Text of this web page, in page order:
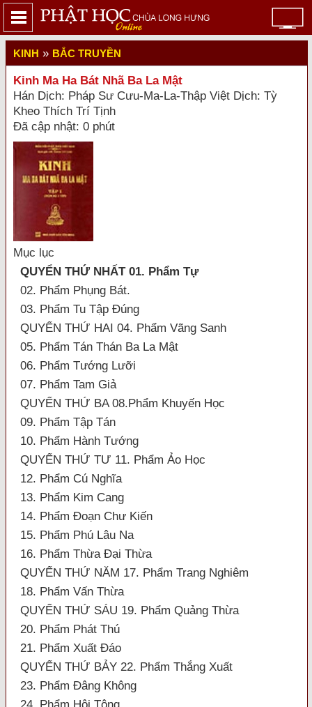
KINH » BẮC TRUYỀN
Kinh Ma Ha Bát Nhã Ba La Mật
Hán Dịch: Pháp Sư Cưu-Ma-La-Thập Việt Dịch: Tỳ
Kheo Thích Trí Tịnh
Đã cập nhật: 0 phút
Mục lục
QUYỂN THỨ NHẤT 01. Phẩm Tự
02. Phẩm Phụng Bát.
03. Phẩm Tu Tập Đúng
QUYỂN THỨ HAI 04. Phẩm Vãng Sanh
05. Phẩm Tán Thán Ba La Mật
06. Phẩm Tướng Lưỡi
07. Phẩm Tam Giả
QUYỂN THỨ BA 08.Phẩm Khuyến Học
09. Phẩm Tập Tán
10. Phẩm Hành Tướng
QUYỂN THỨ TƯ 11. Phẩm Ảo Học
12. Phẩm Cú Nghĩa
13. Phẩm Kim Cang
14. Phẩm Đoạn Chư Kiến
15. Phẩm Phú Lâu Na
16. Phẩm Thừa Đại Thừa
QUYỂN THỨ NĂM 17. Phẩm Trang Nghiêm
18. Phẩm Vấn Thừa
QUYỂN THỨ SÁU 19. Phẩm Quảng Thừa
20. Phẩm Phát Thú
21. Phẩm Xuất Đáo
QUYỂN THỨ BẢY 22. Phẩm Thắng Xuất
23. Phẩm Đâng Không